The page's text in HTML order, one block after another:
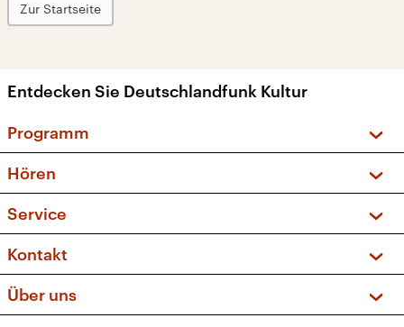
Zur Startseite
Entdecken Sie Deutschlandfunk Kultur
Programm
Sendungen und Podcasts
Musikliste
Kakadu – Das Kinderprogramm
Hören
Frequenzen (UKW + DAB+)
Service
FAQ
Apps
Newsletter
Kontakt
Social Media
Über uns